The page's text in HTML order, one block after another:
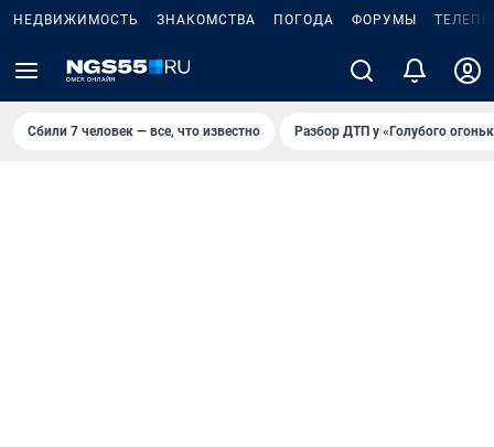
НЕДВИЖИМОСТЬ ЗНАКОМСТВА ПОГОДА ФОРУМЫ
Сбили 7 человек — все, что известно Разбор ДТП у «Голубого